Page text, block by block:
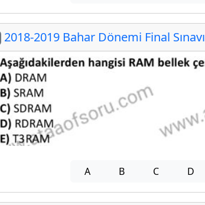
2018-2019 Bahar Dönemi Final Sınavı
A B C D